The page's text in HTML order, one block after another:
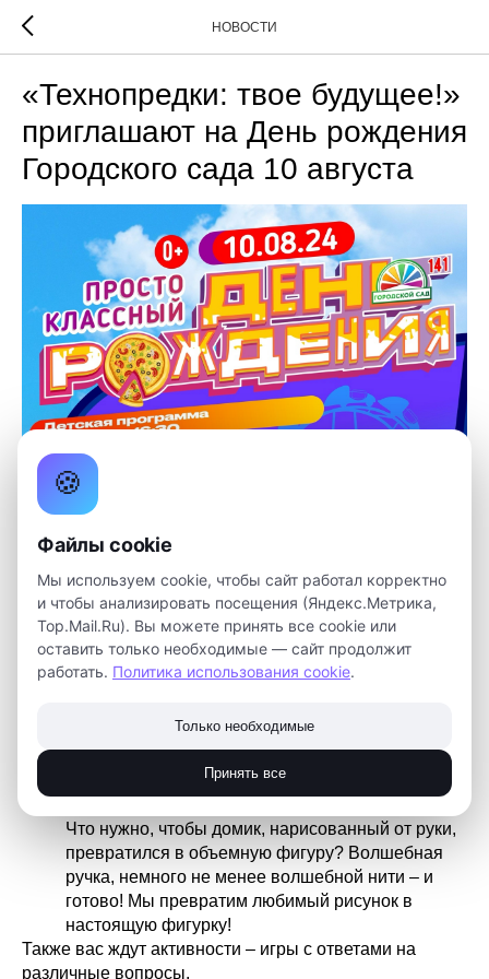
НОВОСТИ
«Технопредки: твое будущее!»
приглашают на День рождения
Городского сада 10 августа
Мы проведем интенсивы по профессиям:
мини ракету. Вы сможете сделать миниатюрную
принципу перемещаются космические аппараты
Что нужно, чтобы домик, нарисованный от руки,
превратился в объемную фигуру? Волшебная
ручка, немного не менее волшебной нити – и
готово! Мы превратим любимый рисунок в
настоящую фигурку!
Также вас ждут активности – игры с ответами на
различные вопросы.
🍪
Файлы cookie
Мы используем cookie, чтобы сайт работал корректно
и чтобы анализировать посещения (Яндекс.Метрика,
Top.Mail.Ru). Вы можете принять все cookie или
оставить только необходимые — сайт продолжит
работать. Политика использования cookie.
Только необходимые
Принять все